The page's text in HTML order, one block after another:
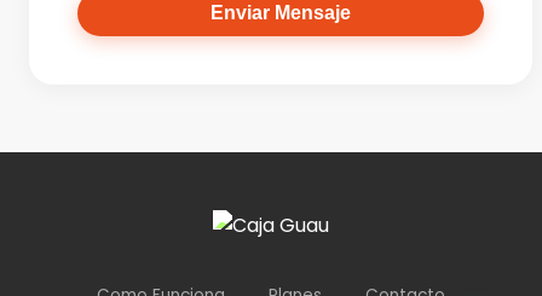
Enviar Mensaje